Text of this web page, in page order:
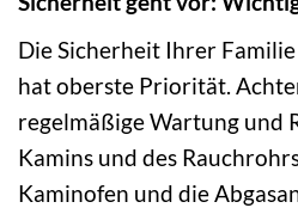
Die Sicherheit Ihrer
hat oberste Priorität.
regelmäßige Wartung und
Kamins und des
Kaminofen und die